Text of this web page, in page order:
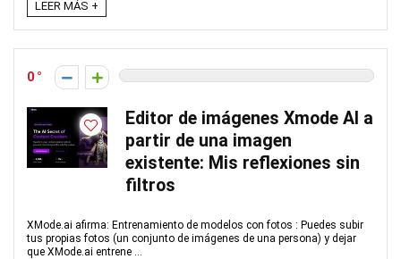
LEER MÁS +
0
Editor de imágenes Xmode AI a
partir de una imagen
existente: Mis reflexiones sin
filtros
XMode.ai afirma: Entrenamiento de modelos con fotos : Puedes subir
tus propias fotos (un conjunto de imágenes de una persona) y dejar
que XMode.ai entrene ...